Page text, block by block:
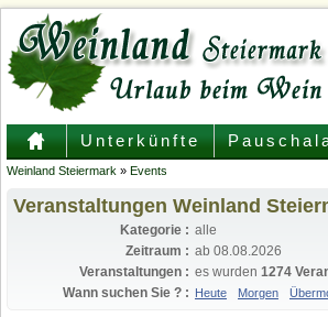
Unterkünfte
Weinland Steiermark » Events
Veranstaltungen Weinland
Kategorie : alle
Zeitraum : ab 08.08.2026
Veranstaltungen : es wurden 1274
Wann suchen Sie ? : Heute Morgen